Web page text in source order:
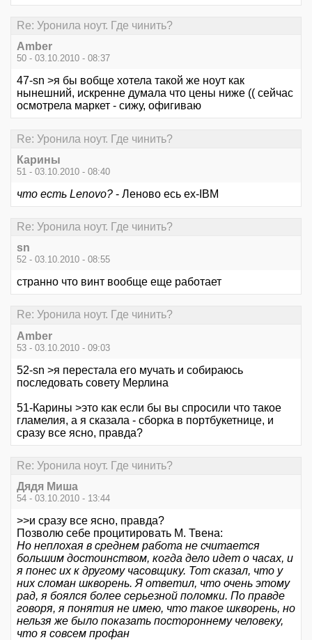
Re: Уронила ноут. Где чинить?
Amber
50 - 03.10.2010 - 08:37
47-sn >я бы вобще хотела такой же ноут как
нынешний, искренне думала что цены ниже (( сейчас
осмотрела маркет - сижу, офигиваю
Re: Уронила ноут. Где чинить?
Карины
51 - 03.10.2010 - 08:40
что есть Lenovo? - Леново есь ex-IBM
Re: Уронила ноут. Где чинить?
sn
52 - 03.10.2010 - 08:55
странно что винт вообще еще работает
Re: Уронила ноут. Где чинить?
Amber
53 - 03.10.2010 - 09:03
52-sn >я перестала его мучать и собираюсь
последовать совету Мерлина
51-Карины >это как если бы вы спросили что такое
гламелия, а я сказала - сборка в портбукетнице, и
сразу все ясно, правда?
Re: Уронила ноут. Где чинить?
Дядя Миша
54 - 03.10.2010 - 13:44
>>и сразу все ясно, правда?
Позволю себе процитировать М. Твена:
Но неплохая в среднем работа не считается
большим достоинством, когда дело идет о часах, и
я понес их к другому часовщику. Тот сказал, что у
них сломан шкворень. Я ответил, что очень этому
рад, я боялся более серьезной поломки. По правде
говоря, я понятия не имею, что такое шкворень, но
нельзя же было показать постороннему человеку,
что я совсем профан